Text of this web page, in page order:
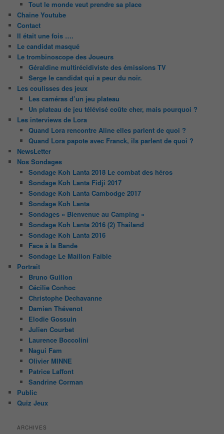
Tout le monde veut prendre sa place
Chaine Youtube
Contact
Il était une fois ….
Le candidat masqué
Le trombinoscope des Joueurs
Géraldine multirécidiviste des émissions TV
Serge le candidat qui a peur du noir.
Les coulisses des jeux
Les caméras d’un jeu plateau
Un plateau de jeu télévisé coûte cher, mais pourquoi ?
Les interviews de Lora
Quand Lora rencontre Aline elles parlent de quoi ?
Quand Lora papote avec Franck, ils parlent de quoi ?
NewsLetter
Nos Sondages
Sondage Koh Lanta 2018 Le combat des héros
Sondage Koh Lanta Fidji 2017
Sondage Koh Lanta Cambodge 2017
Sondage Koh Lanta
Sondages « Bienvenue au Camping »
Sondage Koh Lanta 2016 (2) Thailand
Sondage Koh Lanta 2016
Face à la Bande
Sondage Le Maillon Faible
Portrait
Bruno Guillon
Cécilie Conhoc
Christophe Dechavanne
Damien Thévenot
Elodie Gossuin
Julien Courbet
Laurence Boccolini
Nagui Fam
Olivier MINNE
Patrice Laffont
Sandrine Corman
Public
Quiz Jeux
ARCHIVES